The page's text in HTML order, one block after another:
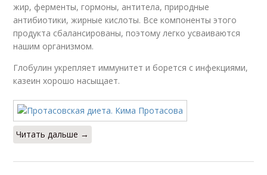
жир, ферменты, гормоны, антитела, природные
антибиотики, жирные кислоты. Все компоненты этого
продукта сбалансированы, поэтому легко усваиваются
нашим организмом.
Глобулин укрепляет иммунитет и борется с инфекциями,
казеин хорошо насыщает.
Читать дальше →